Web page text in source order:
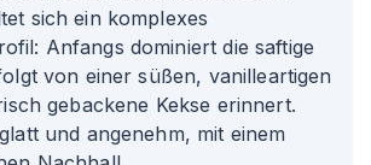
sich ein komplexes
Anfangs dominiert die saftige
von einer süßen, vanilleartigen
gebackene Kekse erinnert.
und angenehm, mit einem